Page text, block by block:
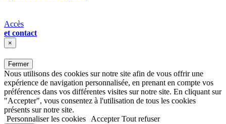
Accès
et contact
×
Fermer
Nous utilisons des cookies sur notre site afin de vous offrir une
expérience de navigation personnalisée, en prenant en compte vos
préférences dans vos différentes visites sur notre site. En cliquant sur
"Accepter", vous consentez à l'utilisation de tous les cookies
présents sur notre site.
Personnaliser les cookies
Accepter Tout refuser